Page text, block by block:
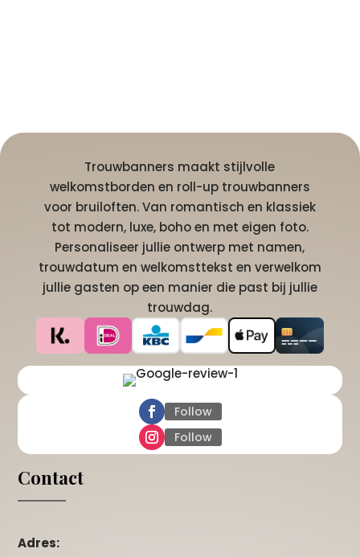
Trouwbanners maakt stijlvolle
welkomstborden en roll-up trouwbanners
voor bruiloften. Van romantisch en klassiek
tot modern, luxe, boho en met eigen foto.
Personaliseer jullie ontwerp met namen,
trouwdatum en welkomsttekst en verwelkom
jullie gasten op een manier die past bij jullie
trouwdag.
Follow
Follow
Contact
Adres: